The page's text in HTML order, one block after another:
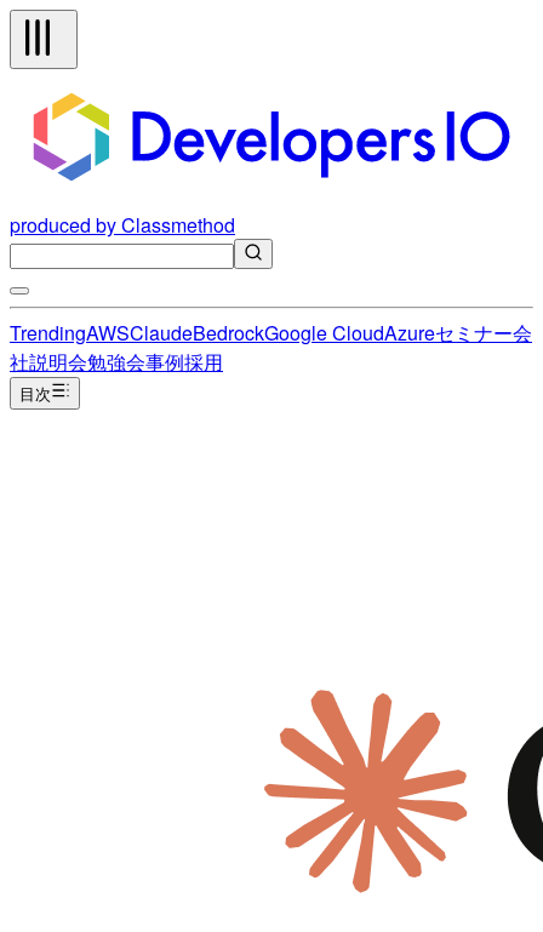
produced by Classmethod
TrendingAWSClaudeBedrockGoogle CloudAzureセミナー会
社説明会勉強会事例採用
目次